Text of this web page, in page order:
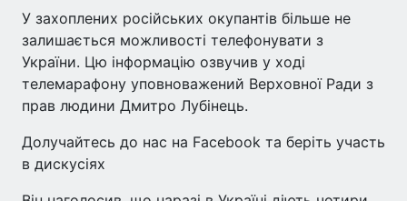
У захоплених російських окупантів більше не
залишається можливості телефонувати з
України. Цю інформацію озвучив у ході
телемарафону уповноважений Верховної Ради з
прав людини Дмитро Лубінець.
Долучайтесь до нас на Facebook та беріть участь
в дискусіях